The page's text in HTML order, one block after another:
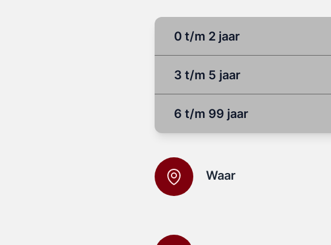
0 t/m 2 jaar
3 t/m 5 jaar
6 t/m 99 jaar
Waar